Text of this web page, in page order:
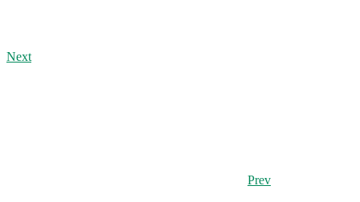
Next
Prev